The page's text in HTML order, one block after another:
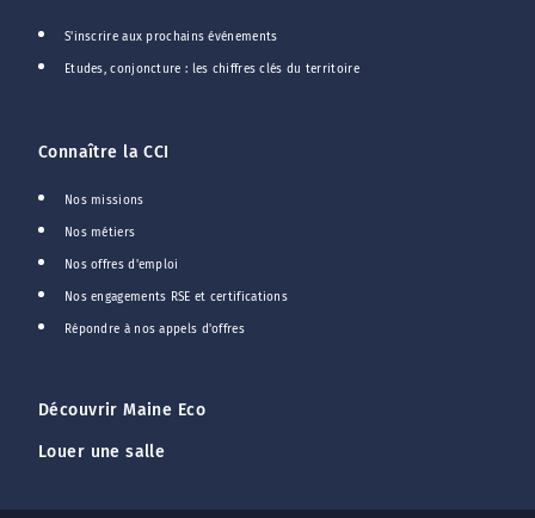
S'inscrire aux prochains événements
Etudes, conjoncture : les chiffres clés du territoire
Connaître la CCI
Nos missions
Nos métiers
Nos offres d'emploi
Nos engagements RSE et certifications
Répondre à nos appels d'offres
Découvrir Maine Eco
Louer une salle